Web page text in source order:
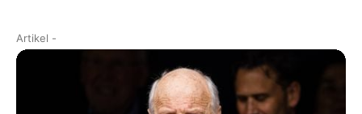
Artikel -